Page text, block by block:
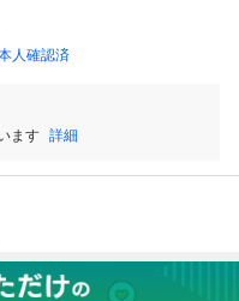
人確認済
ます 詳細